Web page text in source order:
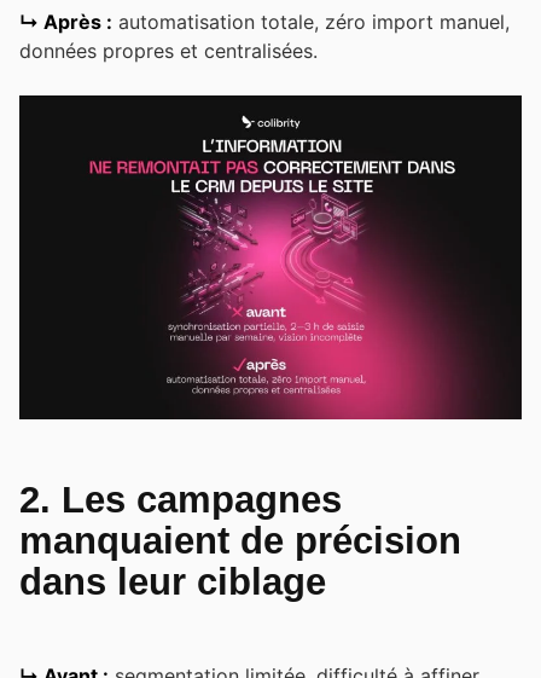
↳ Après : automatisation totale, zéro import manuel,
données propres et centralisées.
2. Les campagnes
manquaient de précision
dans leur ciblage